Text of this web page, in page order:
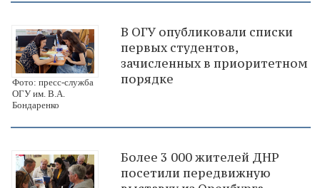
Фото: пресс-служба
ОГУ им. В.А.
Бондаренко
В ОГУ опубликовали списки
первых студентов,
зачисленных в приоритетном
порядке
Более 3 000 жителей ДНР
посетили передвижную